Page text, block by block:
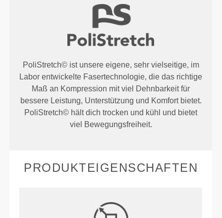
PoliStretch© ist unsere eigene, sehr vielseitige, im
Labor entwickelte Fasertechnologie, die das richtige
Maß an Kompression mit viel Dehnbarkeit für
bessere Leistung, Unterstützung und Komfort bietet.
PoliStretch© hält dich trocken und kühl und bietet
viel Bewegungsfreiheit.
PRODUKTEIGENSCHAFTEN